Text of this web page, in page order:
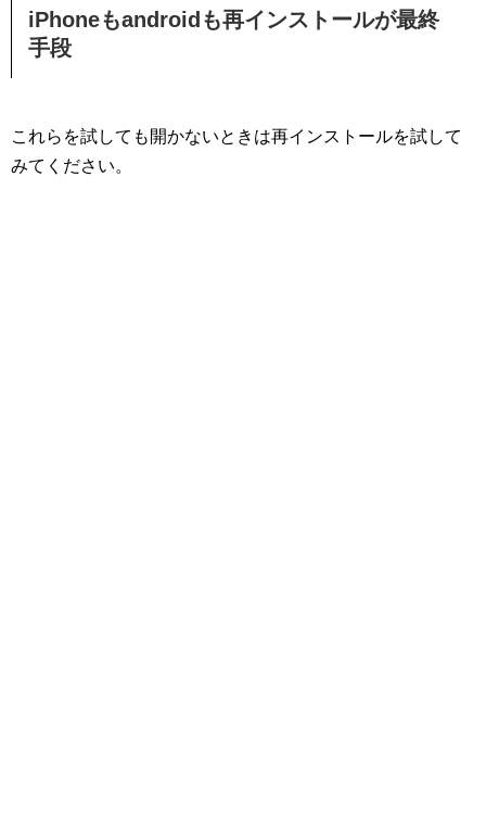
iPhoneもandroidも再インストールが最終
手段
これらを試しても開かないときは再インストールを試して
みてください。